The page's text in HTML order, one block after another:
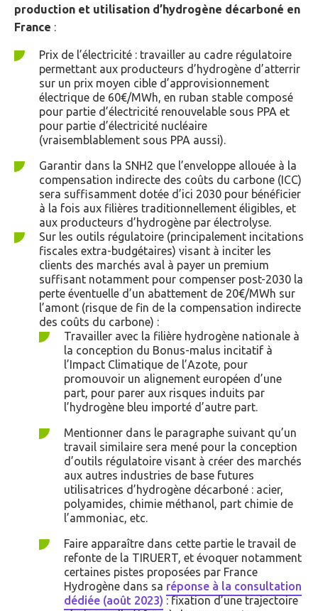
production et utilisation d’hydrogène décarboné en
France :
Prix de l’électricité : travailler au cadre régulatoire
permettant aux producteurs d’hydrogène d’atterrir
sur un prix moyen cible d’approvisionnement
électrique de 60€/MWh, en ruban stable composé
pour partie d’électricité renouvelable sous PPA et
pour partie d’électricité nucléaire
(vraisemblablement sous PPA aussi).
Garantir dans la SNH2 que l’enveloppe allouée à la
compensation indirecte des coûts du carbone (ICC)
sera suffisamment dotée d’ici 2030 pour bénéficier
à la fois aux filières traditionnellement éligibles, et
aux producteurs d’hydrogène par électrolyse.
Sur les outils régulatoire (principalement incitations
fiscales extra-budgétaires) visant à inciter les
clients des marchés aval à payer un premium
suffisant notamment pour compenser post-2030 la
perte éventuelle d’un abattement de 20€/MWh sur
l’amont (risque de fin de la compensation indirecte
des coûts du carbone) :
Travailler avec la filière hydrogène nationale à
la conception du Bonus-malus incitatif à
l’Impact Climatique de l’Azote, pour
promouvoir un alignement européen d’une
part, pour parer aux risques induits par
l’hydrogène bleu importé d’autre part.
Mentionner dans le paragraphe suivant qu’un
travail similaire sera mené pour la conception
d’outils régulatoire visant à créer des marchés
aux autres industries de base futures
utilisatrices d’hydrogène décarboné : acier,
polyamides, chimie méthanol, part chimie de
l’ammoniac, etc.
Faire apparaître dans cette partie le travail de
refonte de la TIRUERT, et évoquer notamment
certaines pistes proposées par France
Hydrogène dans sa réponse à la consultation
dédiée (août 2023) : fixation d’une trajectoire